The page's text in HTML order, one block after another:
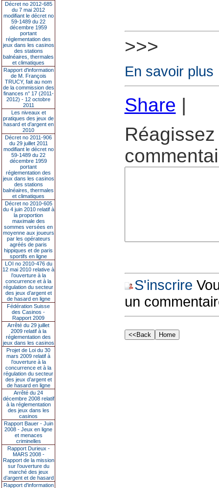
Décret no 2012-685
du 7 mai 2012
modifiant le décret no
59-1489 du 22
décembre 1959
portant
réglementation des
jeux dans les casinos
des stations
balnéaires, thermales
et climatiques
Rapport d'information
de M. François
TRUCY, fait au nom
de la commission des
finances n° 17 (2011-
2012) - 12 octobre
2011
Les niveaux et
pratiques des jeux de
hasard et d’argent en
2010
Décret no 2011-906
du 29 juillet 2011
modifiant le décret no
59-1489 du 22
décembre 1959
portant
réglementation des
jeux dans les casinos
des stations
balnéaires, thermales
et climatiques
Décret no 2010-605
du 4 juin 2010 relatif à
la proportion
maximale des
sommes versées en
moyenne aux joueurs
par les opérateurs
agréés de paris
hippiques et de paris
sportifs en ligne
LOI no 2010-476 du
12 mai 2010 relative à
l’ouverture à la
concurrence et à la
régulation du secteur
des jeux d’argent et
de hasard en ligne
Fédération Suisse
des Casinos -
Rapport 2009
Arrêté du 29 juillet
2009 relatif à la
réglementation des
jeux dans les casinos
Projet de Loi du 30
mars 2009 relatif à
l’ouverture à la
concurrence et à la
régulation du secteur
des jeux d’argent et
de hasard en ligne
Arrêté du 24
décembre 2008 relatif
à la réglementation
des jeux dans les
casinos
Rapport Bauer - Juin
2008 - Jeux en ligne
et menaces
criminelles
Rapport Durieux -
MARS 2008 -
Rapport de la mission
sur l’ouverture du
marché des jeux
d’argent et de hasard
Rapport d'information
>>>
En savoir plus
Share |
S'inscrire
un